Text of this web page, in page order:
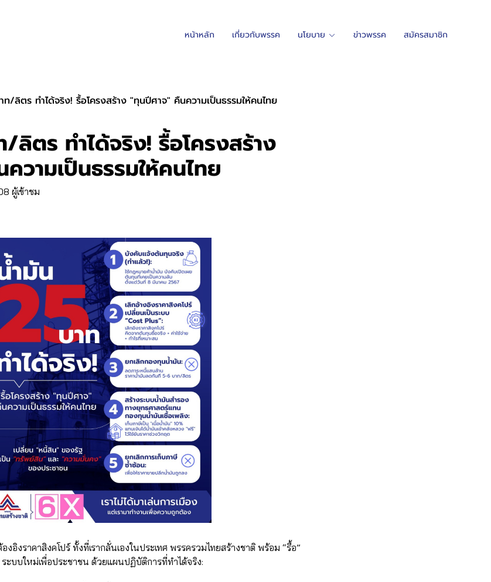
หน้าหลัก เกี่ยวกับพรรค นโยบาย ข่าวพรรค สมัครสมาชิก
ท/ลิตร ทำได้จริง! รื้อโครงสร้าง "ทุนปีศาจ" คืนความเป็นธรรมให้คนไทย
ลิตร ทำได้จริง! รื้อโครงสร้าง
วามเป็นธรรมให้คนไทย
ผู้เข้าชม
อิงราคาสิงคโปร์ ทั้งที่เรากลั่นเองในประเทศ พรรครวมไทยสร้างชาติ พร้อม “รื้อ”
ะบบใหม่เพื่อประชาชน ด้วยแผนปฏิบัติการที่ทำได้จริง: